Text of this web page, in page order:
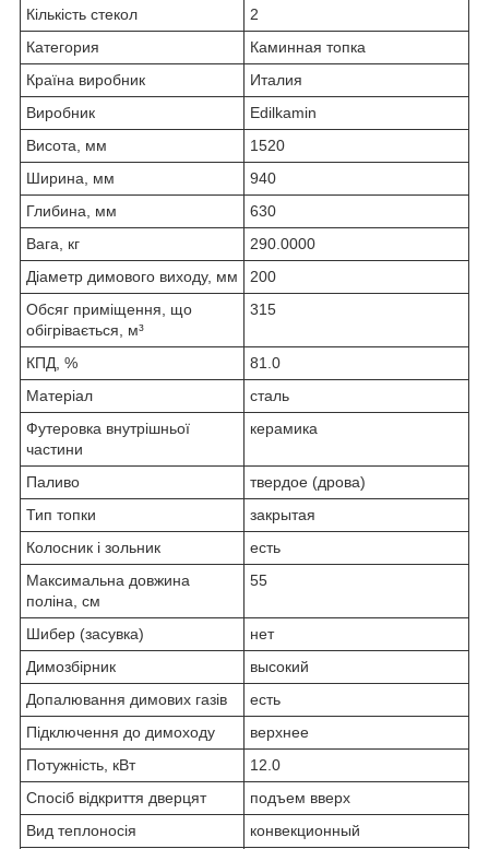
Кількість стекол
2
Категория
Каминная топка
Країна виробник
Италия
Виробник
Edilkamin
Висота, мм
1520
Ширина, мм
940
Глибина, мм
630
Вага, кг
290.0000
Діаметр димового виходу, мм
200
Обсяг приміщення, що
обігрівається, м³
315
КПД, %
81.0
Матеріал
сталь
Футеровка внутрішньої
частини
керамика
Паливо
твердое (дрова)
Тип топки
закрытая
Колосник і зольник
есть
Максимальна довжина
поліна, см
55
Шибер (засувка)
нет
Димозбірник
высокий
Допалювання димових газів
есть
Підключення до димоходу
верхнее
Потужність, кВт
12.0
Спосіб відкриття дверцят
подъем вверх
Вид теплоносія
конвекционный